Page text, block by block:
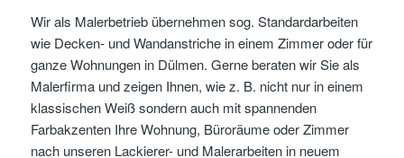
Wir als Malerbetrieb übernehmen sog. Standardarbeiten
wie Decken- und Wandanstriche in einem Zimmer oder für
ganze Wohnungen in Dülmen. Gerne beraten wir Sie als
Malerfirma und zeigen Ihnen, wie z. B. nicht nur in einem
klassischen Weiß sondern auch mit spannenden
Farbakzenten Ihre Wohnung, Büroräume oder Zimmer
nach unseren Lackierer- und Malerarbeiten in neuem